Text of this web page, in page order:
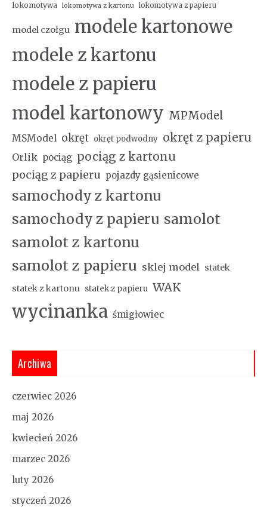
lokomotywa lokomotywa z kartonu lokomotywa z papieru
model czołgu modele kartonowe
modele z kartonu
modele z papieru
model kartonowy MPModel
MSModel okręt okręt podwodny okręt z papieru
Orlik pociąg pociąg z kartonu
pociąg z papieru pojazdy gąsienicowe
samochody z kartonu
samochody z papieru samolot
samolot z kartonu
samolot z papieru sklej model
statek
statek z kartonu statek z papieru WAK
wycinanka śmigłowiec
Archiwa
czerwiec 2026
maj 2026
kwiecień 2026
marzec 2026
luty 2026
styczeń 2026